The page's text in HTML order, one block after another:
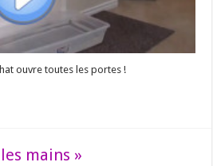
ouvre toutes les portes !
mains »